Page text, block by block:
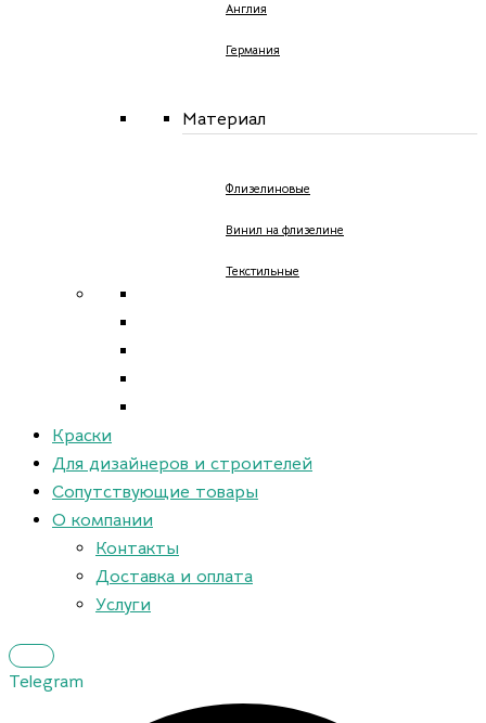
Англия
Германия
Материал
Флизелиновые
Винил на флизелине
Текстильные
Краски
Для дизайнеров и строителей
Сопутствующие товары
О компании
Контакты
Доставка и оплата
Услуги
Telegram